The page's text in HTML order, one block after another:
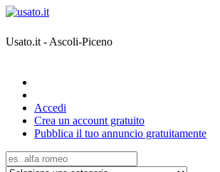
Usato.it - Ascoli-Piceno
Accedi
Crea un account gratuito
Pubblica il tuo annuncio gratuitamente